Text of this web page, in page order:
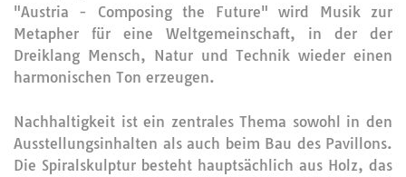
"Austria - Composing the Future" wird Musik zur
Metapher für eine Weltgemeinschaft, in der der
Dreiklang Mensch, Natur und Technik wieder einen
harmonischen Ton erzeugen.
Nachhaltigkeit ist ein zentrales Thema sowohl in den
Ausstellungsinhalten als auch beim Bau des Pavillons.
Die Spiralskulptur besteht hauptsächlich aus Holz, das